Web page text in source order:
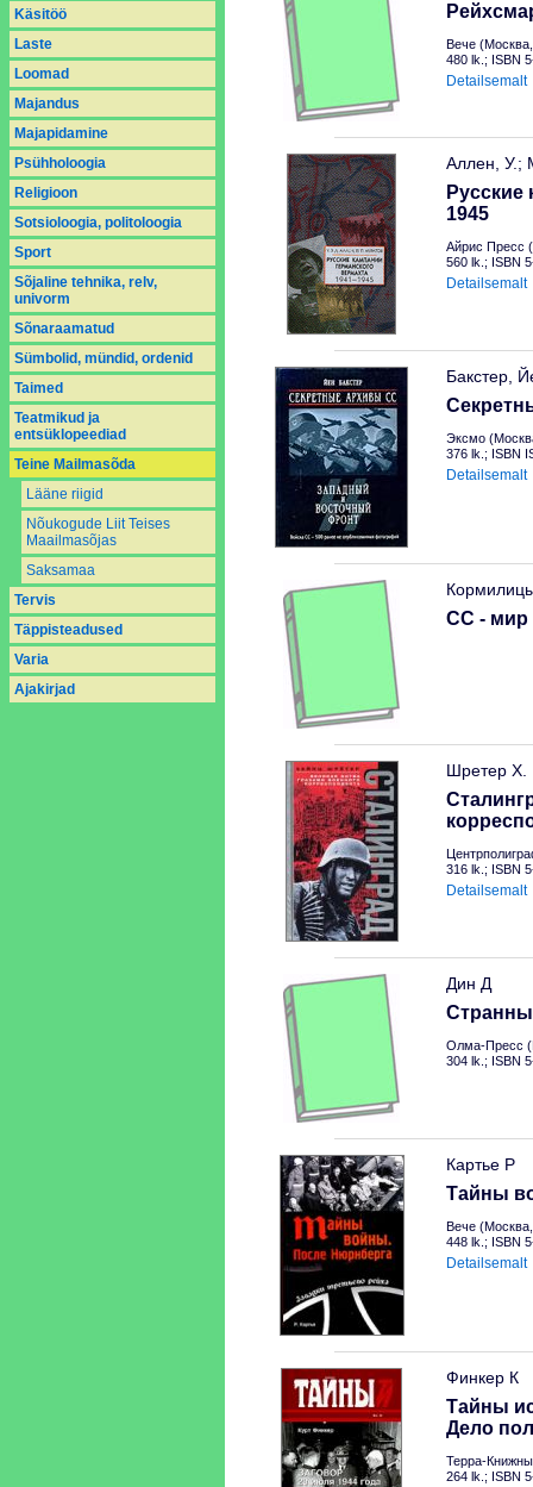
Käsitöö
Laste
Loomad
Majandus
Majapidamine
Psühholoogia
Religioon
Sotsioloogia, politoloogia
Sport
Sõjaline tehnika, relv,
univorm
Sõnaraamatud
Sümbolid, mündid, ordenid
Taimed
Teatmikud ja
entsüklopeediad
Teine Mailmasõda
Lääne riigid
Nõukogude Liit Teises
Maailmasõjas
Saksamaa
Tervis
Täppisteadused
Varia
Аjakirjad
Вече
480 lk.; ISBN
Detailsemalt
Аллен, У.;
Русские
1945
Айрис Пресс
560 lk.; ISBN
Detailsemalt
Бакстер,
Эксмо
376 lk.; ISBN
Detailsemalt
СС - мир
Шретер Х.
316 lk.; ISBN
Detailsemalt
Дин Д
Олма-Пресс
304 lk.; ISBN
Картье Р
Тайны
Вече
448 lk.; ISBN
Detailsemalt
Финкер К
Тайны
Дело
Терра-
264 lk.; ISBN